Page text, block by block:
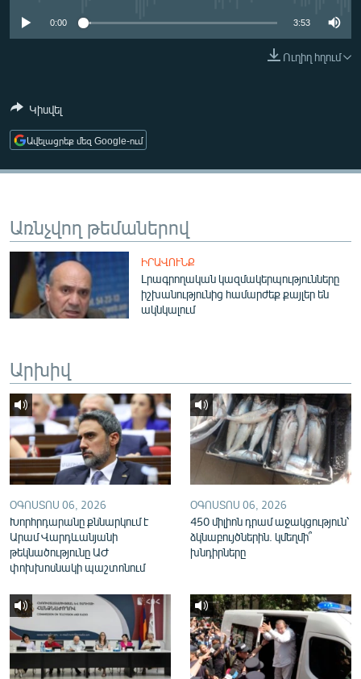
ՄԻՋԱԶԳԱՅԻՆ
ՄՇԱԿՈՒՅԹ
ՄԵԿՆԱԲԱՆՈՒԹՅՈՒՆ
ՏՏ ԵՒ ԻՆՏԵՐՆԵՏ
ԲԱՆԱՎԵՃ
ՁԳՏԵԼՈՎ ԼԱՎԱԳՈՒՅՆԻՆ
ՓՈԴՔԱՍԹ
English
Русский
ՀԵՏԵՎԵՔ ՄԵԶ
«Ազատության» բոլոր կայքերը
0:00 3:53
Ուղիղ հղում
Կիսվել
Ավելացրեք մեզ Google-ում
Առնչվող թեմաներով
ԻՐԱՎՈՒՆՔ
Լրագրողական կազմակերպությունները
իշխանությունից համարժեք քայլեր են
ակնկալում
Արխիվ
ՕԳՈՍՏՈՍ 06, 2026
Խորհրդարանը քննարկում է
Արամ Վարդևանյանի
թեկնածությունը ԱԺ
փոխխոսնակի պաշտոնում
ՕԳՈՍՏՈՍ 06, 2026
450 միլիոն դրամ աջակցություն՝
ձկնաբույծներին. կմեղմի՞
խնդիրները